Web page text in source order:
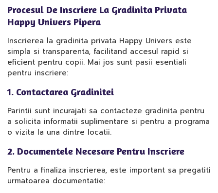
Procesul De Inscriere La Gradinita Privata
Happy Univers Pipera
Inscrierea la gradinita privata Happy Univers este
simpla si transparenta, facilitand accesul rapid si
eficient pentru copii. Mai jos sunt pasii esentiali
pentru inscriere:
1. Contactarea Gradinitei
Parintii sunt incurajati sa contacteze gradinita pentru
a solicita informatii suplimentare si pentru a programa
o vizita la una dintre locatii.
2. Documentele Necesare Pentru Inscriere
Pentru a finaliza inscrierea, este important sa pregatiti
urmatoarea documentatie: